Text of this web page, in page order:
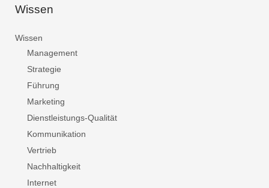
Wissen
Wissen
Management
Strategie
Führung
Marketing
Dienstleistungs-Qualität
Kommunikation
Vertrieb
Nachhaltigkeit
Internet